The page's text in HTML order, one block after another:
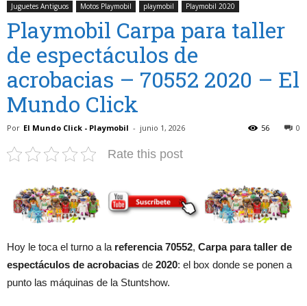
Juguetes Antiguos Motos Playmobil playmobil Playmobil 2020
Playmobil Carpa para taller
de espectáculos de
acrobacias – 70552 2020 – El
Mundo Click
Por El Mundo Click - Playmobil - junio 1, 2026 0
56
Rate this post
Hoy le toca el turno a la referencia 70552, Carpa para taller de
espectáculos de acrobacias de 2020: el box donde se ponen a
punto las máquinas de la Stuntshow.